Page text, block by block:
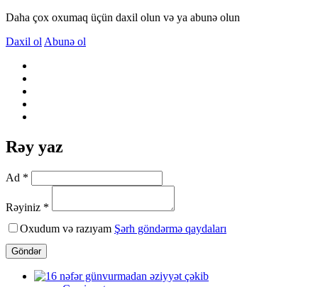
Daha çox oxumaq üçün daxil olun və ya abunə olun
Daxil ol Abunə ol
Rəy yaz
Ad *
Rəyiniz *
Oxudum və razıyam Şərh göndərmə qaydaları
Göndər